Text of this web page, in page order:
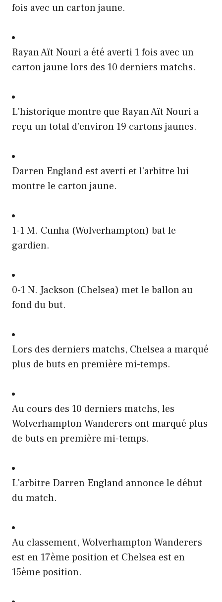
fois avec un carton jaune.
Rayan Aït Nouri a été averti 1 fois avec un
carton jaune lors des 10 derniers matchs.
L'historique montre que Rayan Aït Nouri a
reçu un total d'environ 19 cartons jaunes.
Darren England est averti et l'arbitre lui
montre le carton jaune.
1-1 M. Cunha (Wolverhampton) bat le
gardien.
0-1 N. Jackson (Chelsea) met le ballon au
fond du but.
Lors des derniers matchs, Chelsea a marqué
plus de buts en première mi-temps.
Au cours des 10 derniers matchs, les
Wolverhampton Wanderers ont marqué plus
de buts en première mi-temps.
L'arbitre Darren England annonce le début
du match.
Au classement, Wolverhampton Wanderers
est en 17ème position et Chelsea est en
15ème position.